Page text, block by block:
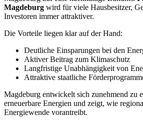
Magdeburg wird für viele Hausbesitzer,
Investoren immer attraktiver.
Die Vorteile liegen klar auf der Hand:
Deutliche Einsparungen bei den
Aktiver Beitrag zum Klimaschutz
Langfristige Unabhängigkeit von
Attraktive staatliche
Magdeburg entwickelt sich zunehmend zu
erneuerbare Energien und zeigt, wie
Energiewende vorantreibt.